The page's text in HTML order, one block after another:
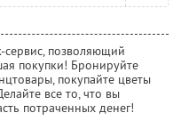
сервис, позволяющий
покупки! Бронируйте
покупайте цветы
все то, что вы
потраченных денег!